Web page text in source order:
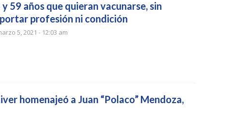
y 59 años que quieran vacunarse, sin
profesión ni condición
5, 2021 - 12:03 am
homenajeó a Juan “Polaco” Mendoza,